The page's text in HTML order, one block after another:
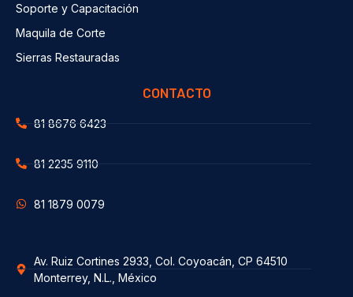
Soporte y Capacitación
Maquila de Corte
Sierras Restauradas
CONTACTO
81 8676 6423
81 2235 9110
81 1879 0079
Av. Ruiz Cortines 2933, Col. Coyoacán, CP 64510
Monterrey, N.L., México